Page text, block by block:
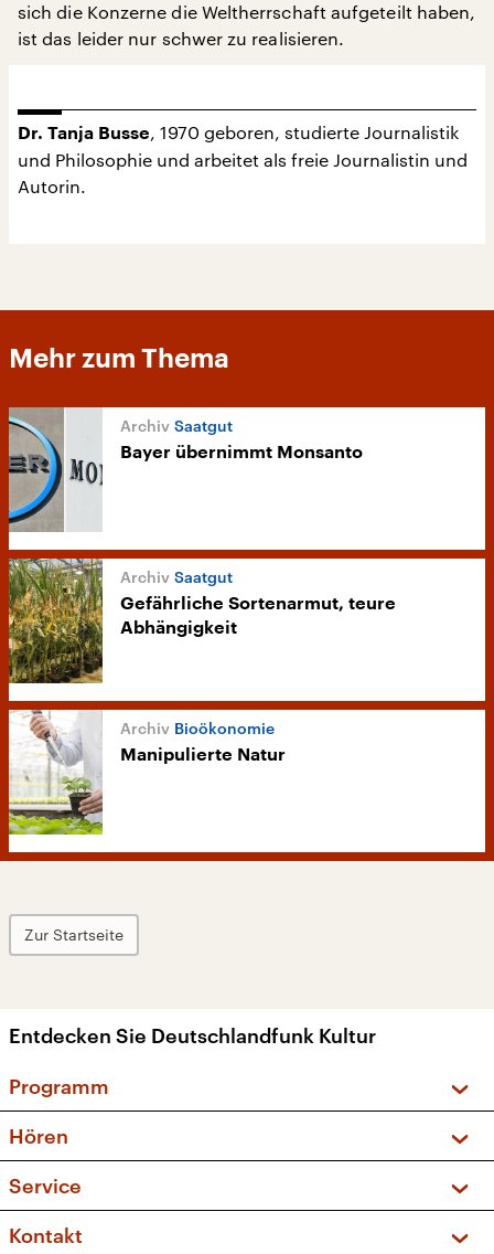
sich die Konzerne die Weltherrschaft aufgeteilt haben,
ist das leider nur schwer zu realisieren.
Dr. Tanja Busse, 1970 geboren, studierte Journalistik
und Philosophie und arbeitet als freie Journalistin und
Autorin.
Mehr zum Thema
Saatgut
Bayer übernimmt Monsanto
Saatgut
Gefährliche Sortenarmut, teure
Abhängigkeit
Bioökonomie
Manipulierte Natur
Zur Startseite
Entdecken Sie Deutschlandfunk Kultur
Programm
Sendungen und Podcasts
Musikliste
Kakadu – Das Kinderprogramm
Hören
Frequenzen (UKW + DAB+)
Service
FAQ
Kontakt